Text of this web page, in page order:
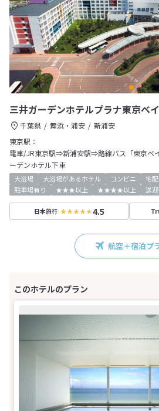
三井ガーデンホテルプラナ東京ベイ
千葉県 舞浜・浦安
新浦安
東京駅：
電車/JR東京駅⇒新浦安駅⇒路線バス「東京ベ
ーデンホテル下車
大浴場 大浴場があるホテル コンビニ 宅
駐車場有り
★★★以上 ★★★★以上 送
日本旅行 4.5
航空＋宿泊プ